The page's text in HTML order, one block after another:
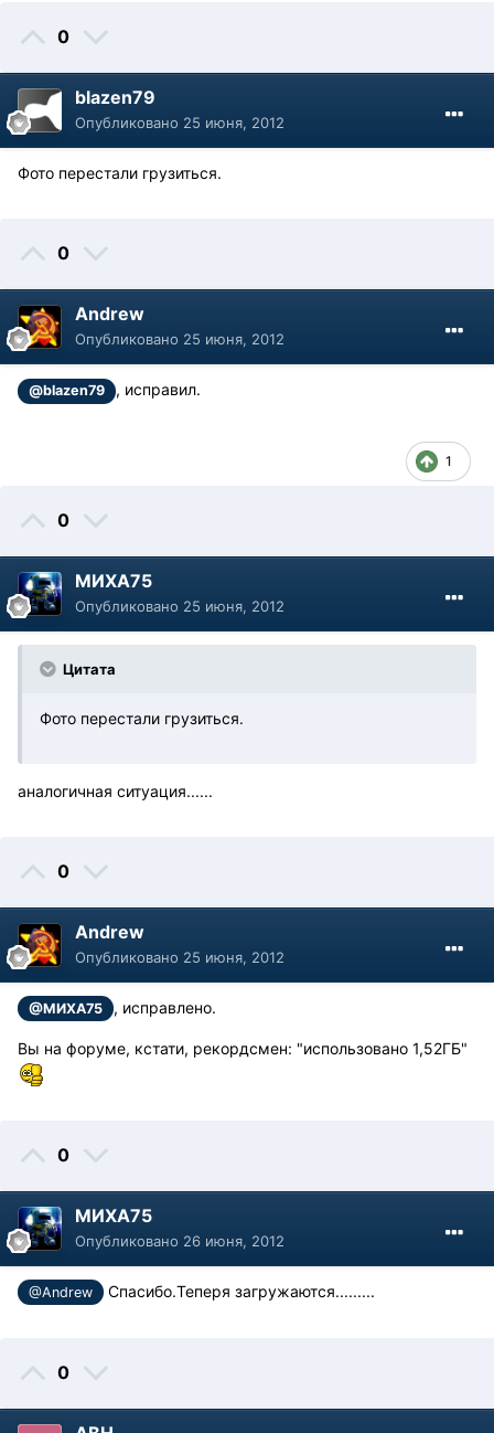
0
blazen79
Опубликовано 25 июня, 2012
Фото перестали грузиться.
0
Andrew
Опубликовано 25 июня, 2012
@blazen79 , исправил.
1
0
МИХА75
Опубликовано 25 июня, 2012
Цитата
Фото перестали грузиться.
аналогичная ситуация......
0
Andrew
Опубликовано 25 июня, 2012
@МИХА75 , исправлено.
Вы на форуме, кстати, рекордсмен: "использовано 1,52ГБ"
0
МИХА75
Опубликовано 26 июня, 2012
@Andrew Спасибо.Теперя загружаются.........
0